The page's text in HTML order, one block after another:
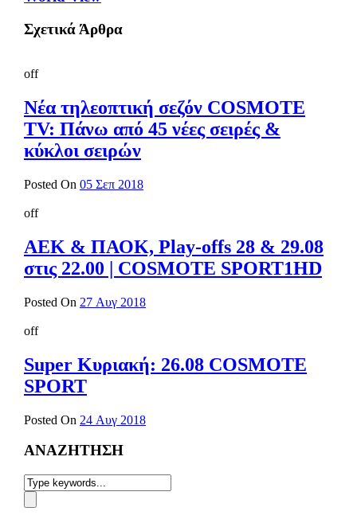
Σχετικά Άρθρα
off
Νέα τηλεοπτική σεζόν COSMOTE
TV: Πάνω από 45 νέες σειρές &
κύκλοι σειρών
Posted On 05 Σεπ 2018
off
ΑΕΚ & ΠΑΟΚ, Play-offs 28 & 29.08
στις 22.00 | COSMOTE SPORT1HD
Posted On 27 Αυγ 2018
off
Super Κυριακή: 26.08 COSMOTE
SPORT
Posted On 24 Αυγ 2018
ΑΝΑΖΗΤΗΣΗ